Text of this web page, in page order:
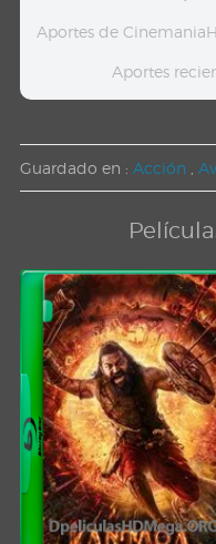
Aportes de
Aportes
Guardado en : Acción